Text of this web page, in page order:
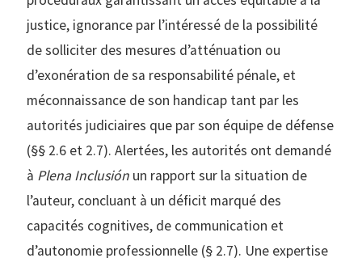
justice, ignorance par l’intéressé de la possibilité
de solliciter des mesures d’atténuation ou
d’exonération de sa responsabilité pénale, et
méconnaissance de son handicap tant par les
autorités judiciaires que par son équipe de défense
(§§ 2.6 et 2.7). Alertées, les autorités ont demandé
à Plena Inclusiónun rapport sur la situation de
l’auteur, concluant à un déficit marqué des
capacités cognitives, de communication et
d’autonomie professionnelle (§ 2.7). Une expertise